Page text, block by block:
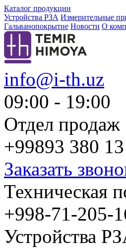
Каталог продукции
Устройства РЗА Измерительные
Гальванопокрытие Новости О
info@i-th.uz
09:00 - 19:00
Отдел продаж
+99893 380
Заказать
Техническая
+998-71-205-
Устройства